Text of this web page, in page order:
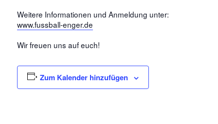
Weitere Informationen und Anmeldung unter:
www.fussball-enger.de
Wir freuen uns auf euch!
Zum Kalender hinzufügen